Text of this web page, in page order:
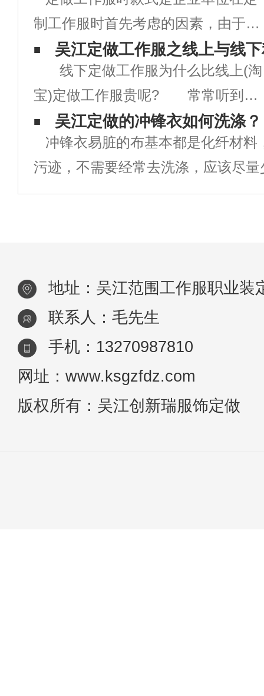
制工作服时首先考虑的因素，由于工
作服定做时工作服款式的好坏直接关
系到企业的形象，同时也对员工的衣
着心情有着直接影响。款式新颖，出
众的工作服，即能提升企业的品牌形
象，也可大
吴江定做工作服之线上与线
线下定做工作服为什么比线上(淘
宝)定做工作服贵呢? 常常听到客
户说：“你们定做工作服比淘名贵多
了”。 线下定做一批工作服的程
序 1、面料裁剪 客户指定规
格的面料，依照个人身形量制的尺寸
吴江定做的冲锋衣如何洗涤？
冲锋衣易脏的布基本都是化纤材料
污迹，不需要经常去洗涤，应该尽
不能不洗。冲锋衣的材料一般都是
地址：吴江范围工作服职业装
联系人：毛先生
手机：13270987810
网址：www.ksgzfdz.com
版权所有：吴江创新瑞服饰定做